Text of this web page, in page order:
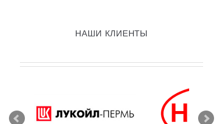
НАШИ КЛИЕНТЫ